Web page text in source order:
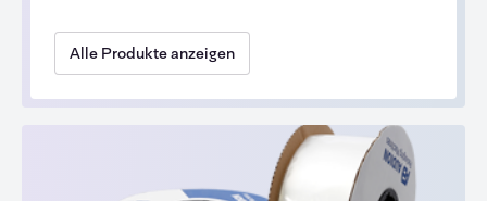
Alle Produkte anzeigen